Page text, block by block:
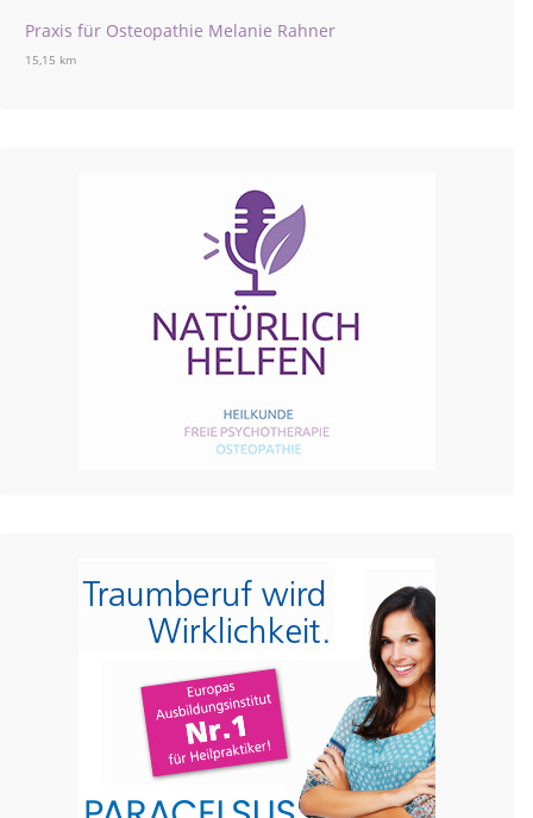
Praxis für Osteopathie Melanie Rahner
15,15 km